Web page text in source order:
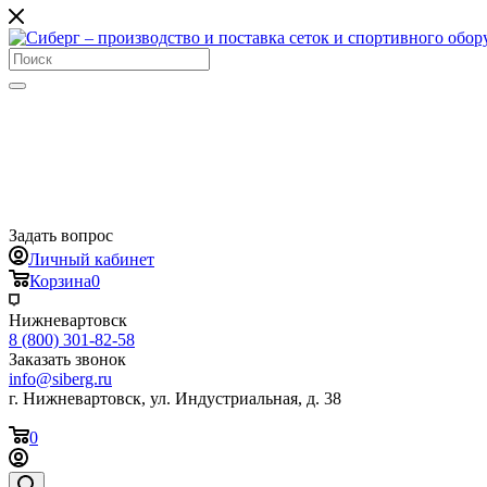
Задать вопрос
Личный кабинет
Корзина0
Нижневартовск
8 (800) 301-82-58
Заказать звонок
info@siberg.ru
г. Нижневартовск, ул. Индустриальная, д. 38
0